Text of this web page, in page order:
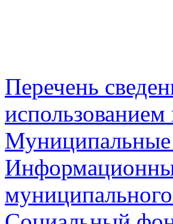
Перечень
использованием
Муниципальные